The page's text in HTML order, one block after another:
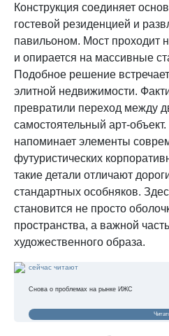
Конструкция соединяет
гостевой резиденцией и
павильоном. Мост проходит
и опирается на массивные
Подобное решение
элитной недвижимости.
превратили переход между
самостоятельный арт-
напоминает элементы
футуристических
такие детали отличают
стандартных особняков.
становится не просто
пространства, а важной
художественного образа.
сейчас читают
Снова о проблемах на рынке ИЖС